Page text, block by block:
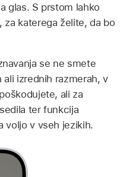
glas. S prstom lahko
katerega želite, da bo
se ne smete
izrednih razmerah, v
ali za
ter funkcija
voljo v vseh jezikih.